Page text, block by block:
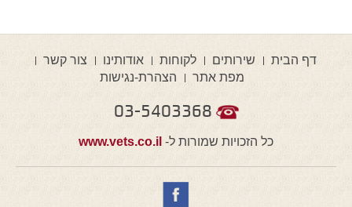
דף הבית שירותים לקוחות אודותינו
צור קשר
מפת אתר
הצהרת-נגישות
03-5403368
כל הזכויות שמורות ל- www.vets.co.il